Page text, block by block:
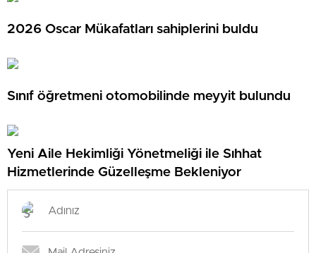
2026 Oscar Mükafatları sahiplerini buldu
Sınıf öğretmeni otomobilinde meyyit bulundu
Yeni Aile Hekimliği Yönetmeliği ile Sıhhat
Hizmetlerinde Güzelleşme Bekleniyor